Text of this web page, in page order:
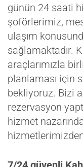
günün 24 saati
şoförlerimiz,
ulaşım
sağlamaktadır.
araçlarımızla
planlaması için
bekliyoruz. Bizi
rezervasyon
hizmet